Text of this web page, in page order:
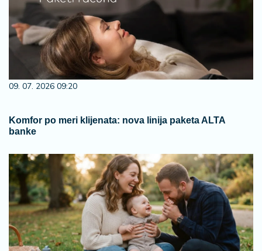
09. 07. 2026 09:20
Komfor po meri klijenata: nova linija paketa ALTA
banke